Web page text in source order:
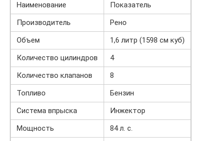
Наименование
Показатель
Производитель
Рено
Объем
1,6 литр (1598 см куб)
Количество цилиндров
4
Количество клапанов
8
Топливо
Бензин
Система впрыска
Инжектор
Мощность
84 л. с.